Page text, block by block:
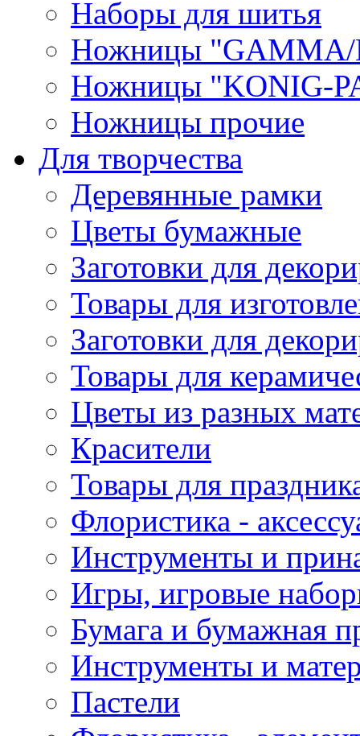
Наборы для шитья
Ножницы "GAMMA/
Ножницы "KONIG-
Ножницы прочие
Для творчества
Деревянные рамки
Цветы бумажные
Заготовки для
Товары для
Заготовки для
Товары для
Цветы из разных
Красители
Товары для
Флористика -
Инструменты и
Игры, игровые
Бумага и бумажная
Инструменты и
Пастели